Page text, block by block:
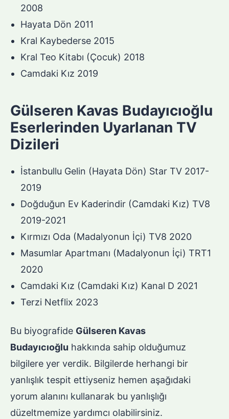
2008
Hayata Dön 2011
Kral Kaybederse 2015
Kral Teo Kitabı (Çocuk) 2018
Camdaki Kız 2019
Gülseren Kavas Budayıcıoğlu
Eserlerinden Uyarlanan TV
Dizileri
İstanbullu Gelin (Hayata Dön) Star TV 2017-
2019
Doğduğun Ev Kaderindir (Camdaki Kız) TV8
2019-2021
Kırmızı Oda (Madalyonun İçi) TV8 2020
Masumlar Apartmanı (Madalyonun İçi) TRT1
2020
Camdaki Kız (Camdaki Kız) Kanal D 2021
Terzi Netflix 2023
Bu biyografide Gülseren Kavas
Budayıcıoğlu hakkında sahip olduğumuz
bilgilere yer verdik. Bilgilerde herhangi bir
yanlışlık tespit ettiyseniz hemen aşağıdaki
yorum alanını kullanarak bu yanlışlığı
düzeltmemize yardımcı olabilirsiniz.